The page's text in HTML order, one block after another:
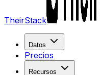
TheirStack
Datos
Precios
Recursos